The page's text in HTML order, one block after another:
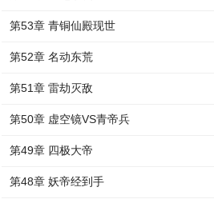
第53章 青铜仙殿现世
第52章 名动东荒
第51章 雷劫灭敌
第50章 虚空镜VS青帝兵
第49章 四极大帝
第48章 妖帝经到手